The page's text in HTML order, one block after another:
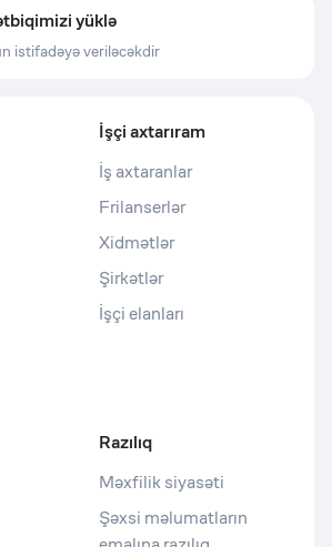
yüklə
istifadəyə veriləcəkdir
İşçi axtarıram
İş axtaranlar
Frilanserlər
Xidmətlər
Şirkətlər
İşçi elanları
Razılıq
Məxfilik siyasəti
Şəxsi məlumatların